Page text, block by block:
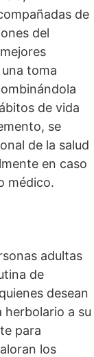
de
del
toma
de vida
se
de la salud
en caso
médico.
adultas
de
desean
a su
para
los